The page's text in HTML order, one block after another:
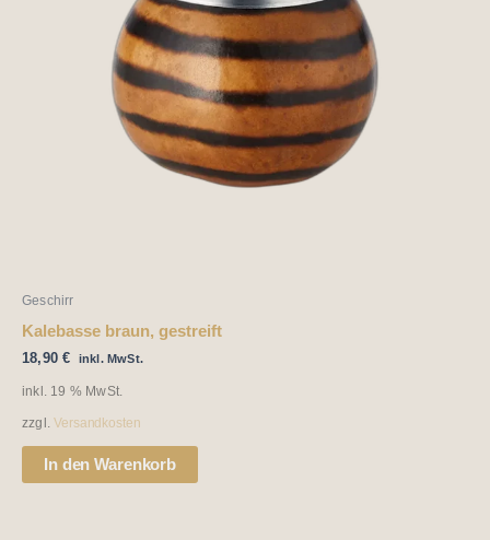
Geschirr
Kalebasse braun, gestreift
18,90€ inkl. MwSt.
inkl. 19 % MwSt.
zzgl.Versandkosten
In den Warenkorb